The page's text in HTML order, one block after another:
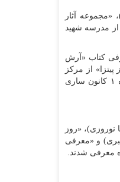
«مجموعه آثار
باران» از مدرسه شهید
کتاب «آرش
پیتزا» از مرکز
شماره ۴ کانون آزادشهر یزد (پدیدآورنده: نیلوفر زارعین) و معرفی کتاب «آهوی گردن دراز» از مرکز شماره ۱ کانون ساری
نوروزی)، «روز
و «معرفی